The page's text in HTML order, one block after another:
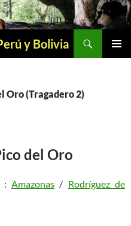
y Bolivia
Oro (Tragadero 2)
del Oro
:Amazonas / Rodríguez de